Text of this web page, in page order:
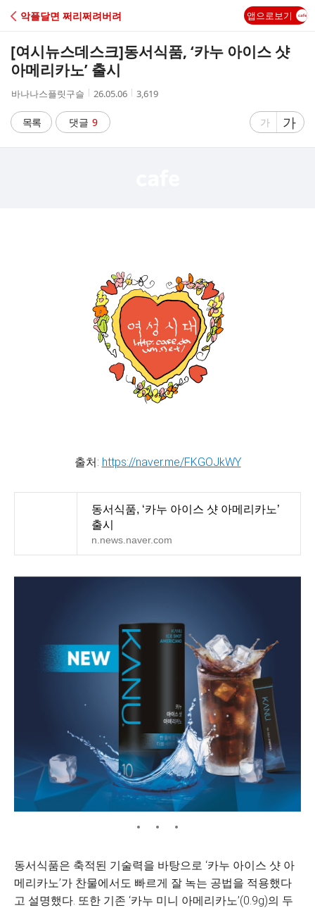
C
A
악플달면 쩌리쩌려버려 앱으로보기
[여시뉴스데스크]동서식품, ‘카누 아이스 샷
아메리카노’ 출시
작
자
바나나스플릿구슬
작
시
간
26.05.06
조
3,619
목록 댓글 9
글
가
글
자
가
출처: https://naver.me/FKGOJkWY
동서식품, ‘카누 아이스 샷 아메리카노’
출시
n.news.naver.com
동서식품은 축적된 기술력을 바탕으로 ‘카누 아이스 샷 아
메리카노’가 찬물에서도 빠르게 잘 녹는 공법을 적용했다
고 설명했다. 또한 기존 ‘카누 미니 아메리카노’(0.9g)의 두